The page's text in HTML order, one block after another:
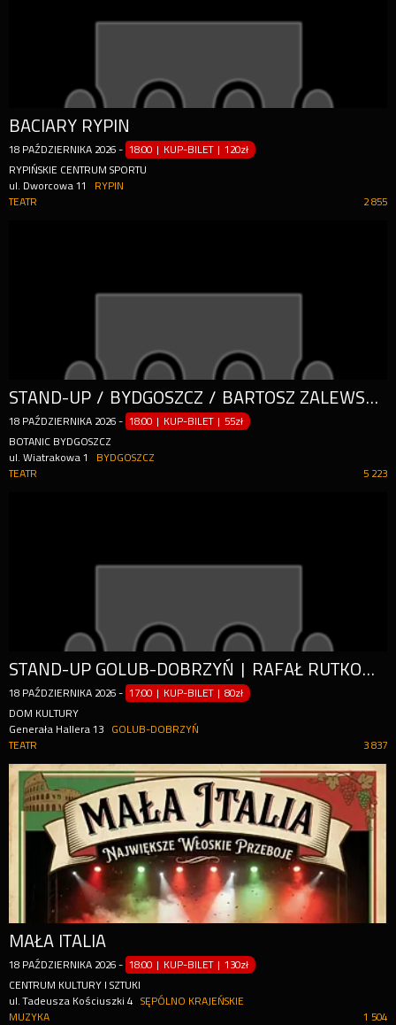
BACIARY RYPIN
18 PAŹDZIERNIKA 2026 - 18:00 | KUP-BILET |120zł
RYPIŃSKIE CENTRUM SPORTU
ul. Dworcowa 11
RYPIN
2 855
TEATR
STAND-UP / BYDGOSZCZ / BARTOSZ ZALEWSKI - "MYŚLĘ WIĘC PIERDZĘ"
18 PAŹDZIERNIKA 2026 - 18:00 | KUP-BILET | 55zł
BOTANIC BYDGOSZCZ
ul. Wiatrakowa 1
BYDGOSZCZ
5 223
TEATR
STAND-UP GOLUB-DOBRZYŃ | RAFAŁ RUTKOWSKI W PROGRAMIE "WEHIKUŁ CZASU"
18 PAŹDZIERNIKA 2026 - 17:00 | KUP-BILET |80zł
DOM KULTURY
Generała Hallera 13
GOLUB-DOBRZYŃ
3 837
TEATR
MAŁA ITALIA
18 PAŹDZIERNIKA 2026 - 18:00 | KUP-BILET |130zł
CENTRUM KULTURY I SZTUKI
ul. Tadeusza Kościuszki 4
SĘPÓLNO KRAJEŃSKIE
1 504
MUZYKA